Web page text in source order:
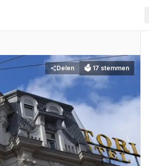
Delen 🗳 17 stemmen